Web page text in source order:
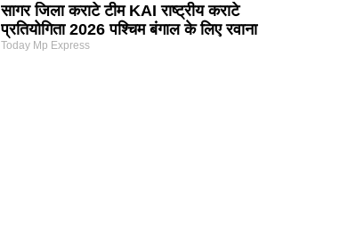
सागर जिला कराटे टीम KAI राष्ट्रीय कराटे
प्रतियोगिता 2026 पश्चिम बंगाल के लिए रवाना
Today Mp Express